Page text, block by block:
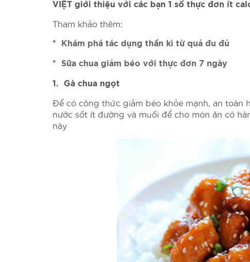
VIỆT giới thiệu với các bạn 1 số thực đơn ít
Tham khảo thêm:
* Khám phá tác dụng thần kì từ quả đu đủ
* Sữa chua giảm béo với thực đơn 7 ngày
1. Gà chua ngọt
Để có công thức giảm béo khỏe mạnh, an toàn
nước sốt ít đường và muối để cho món ăn có
này